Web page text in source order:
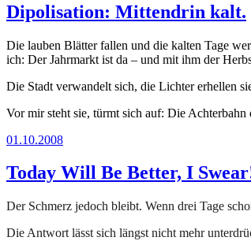
Dipolisation: Mittendrin kalt.
Die lauben Blätter fallen und die kalten Tage
ich: Der Jahrmarkt ist da – und mit ihm der
Die Stadt verwandelt sich, die Lichter erhellen
Vor mir steht sie, türmt sich auf: Die
01.10.2008
Today Will Be Better, I
Der Schmerz jedoch bleibt. Wenn drei Tage
Die Antwort lässt sich längst nicht mehr